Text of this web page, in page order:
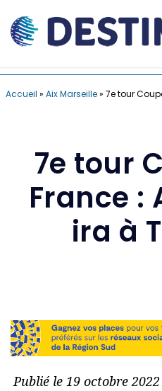
Accueil » Aix Marseille» 7e tour
7e tour
France :
ira à
Publié le 19 octobre